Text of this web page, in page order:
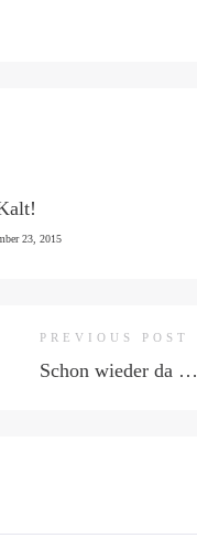
23, 2015
PREVIOUS POST
Schon wieder da …